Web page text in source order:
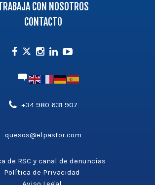
CON NOSOTROS
CONTACTO
Facebook
TwitterInstagram
LinkedinYoutube
Teléfono',
>
+34 980 631 907
'aldea_v3');
>
quesos@elpastor.com
de RSC y canal de denuncias
Política de Privacidad